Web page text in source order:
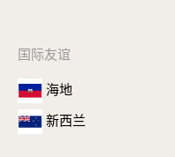
国际友谊
海地
新西兰